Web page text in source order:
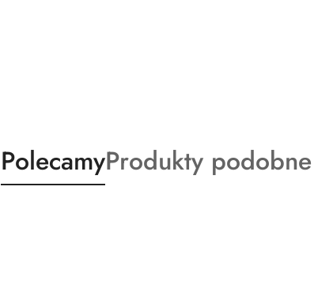
Produkty
o
PolecamyProdukty
o
Produkty podobne